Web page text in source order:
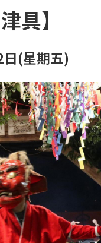
具】
(星期五)